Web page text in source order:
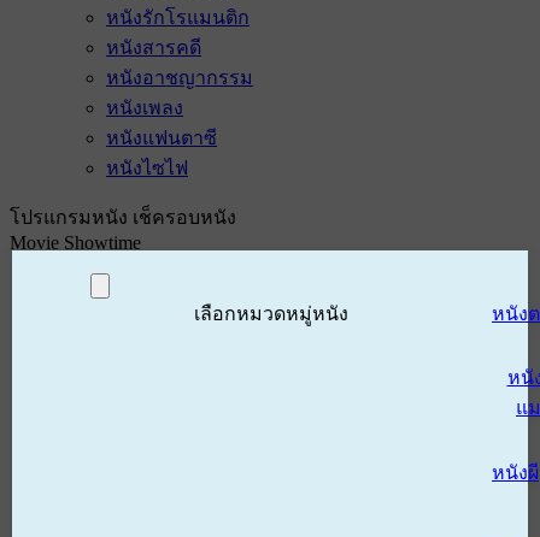
หนังรักโรแมนติก
หนังสารคดี
หนังอาชญากรรม
หนังเพลง
หนังแฟนตาซี
หนังไซไฟ
โปรแกรมหนัง เช็ครอบหนัง
Movie Showtime
เลือกหมวดหมู่หนัง หนัง
หนั
แ
หนังผี